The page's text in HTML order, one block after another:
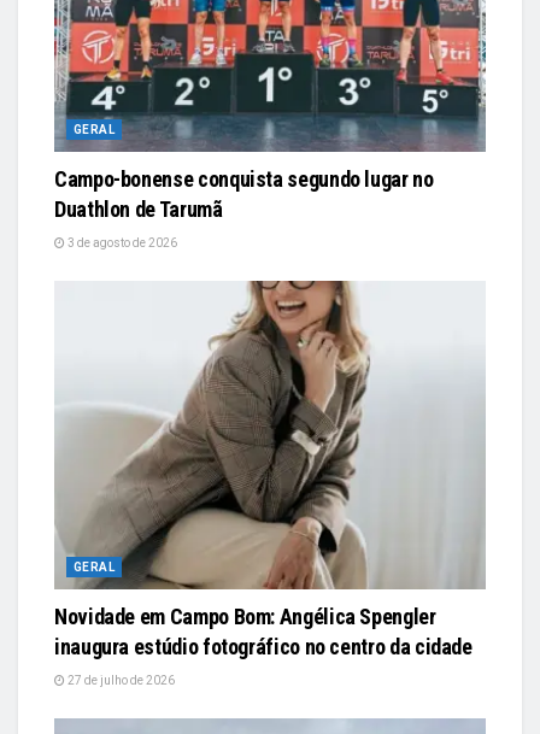
GERAL
Campo-bonense conquista segundo lugar no
Duathlon de Tarumã
3 de agosto de 2026
GERAL
Novidade em Campo Bom: Angélica Spengler
inaugura estúdio fotográfico no centro da cidade
27 de julho de 2026